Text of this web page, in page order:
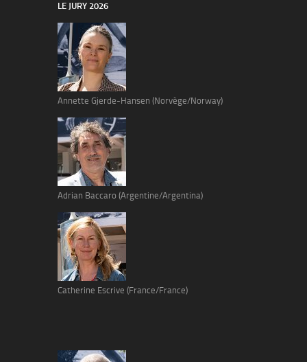
LE JURY 2026
Annette Gjerde-Hansen (Norvège/Norway)
Adrian Baccaro (Argentine/Argentina)
Catherine Escrive (France/France)